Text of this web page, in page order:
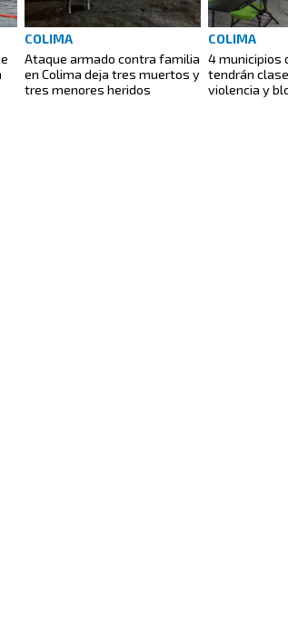
COLIMA
Ataque armado contra familia
en Colima deja tres muertos y
tres menores heridos
COLIMA
4 municipios
tendrán
violencia y